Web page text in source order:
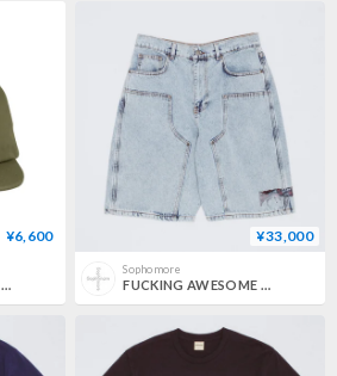
¥6,600
INDEPENDENT BAR LOGO SNAPBACK HAT
¥33,000
Sophomore
FUCKING AWESOME / x INDEPENDENT FA DOUBLE KNEE SHORT / LIGHT INDIGO